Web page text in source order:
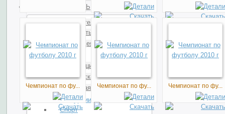
ДЕЯТЕЛЬНОСТЬ
Образовательная
деятельность
Научная деятельность
Конференции, олимпиады
Издательская
Внеучебная
Экскурсии и выставки
Спорт
Чемпионат по фу... Чемпионат по фу... Чемпионат по фу...